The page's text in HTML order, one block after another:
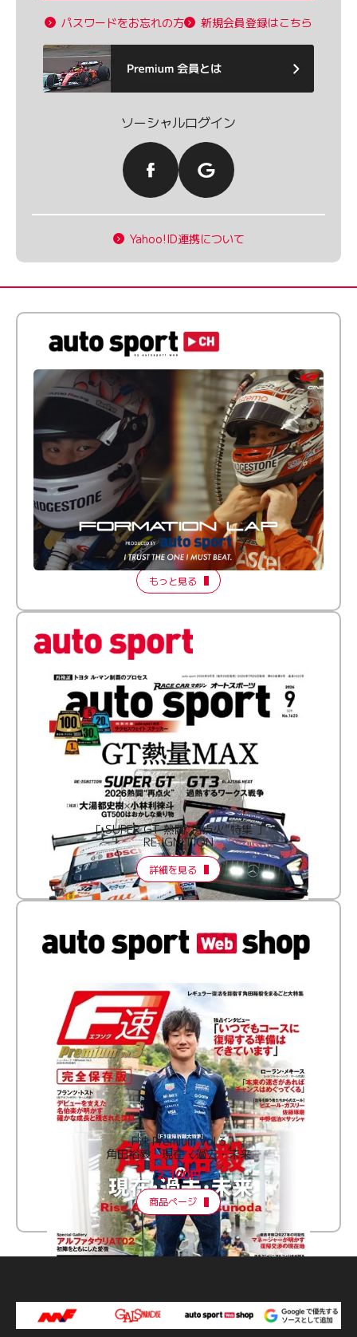
パスワードをお忘れの方 新規会員登録はこちら
ソーシャルログイン
Yahoo!ID連携について
倒す相手を、信じてる。小林利徠斗 × 野村勇斗
【FORMATION LAP Produced by auto sport】
2026 Episode 2
もっと見る
［ SUPER GT 熱闘“再点火”特集 ］
RE:IGNITION
詳細を見る
F速 Premium Vol.3
角田裕毅 現在・過去・未来
2,100円
商品ページ